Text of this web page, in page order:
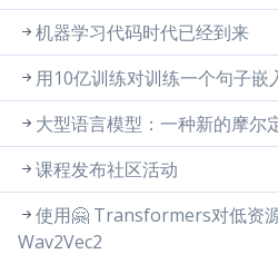
机器学习代码时代已经到来
用10亿训练对训练一个句子嵌
大型语言模型：一种新的摩尔
课程发布社区活动
使用🤗 Transformers对低资
Wav2Vec2